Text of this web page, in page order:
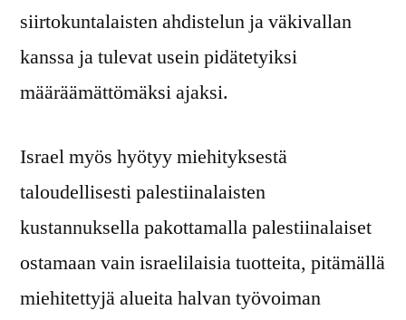
siirtokuntalaisten ahdistelun ja väkivallan
kanssa ja tulevat usein pidätetyiksi
määräämättömäksi ajaksi.
Israel myös hyötyy miehityksestä
taloudellisesti palestiinalaisten
kustannuksella pakottamalla palestiinalaiset
ostamaan vain israelilaisia tuotteita, pitämällä
miehitettyjä alueita halvan työvoiman